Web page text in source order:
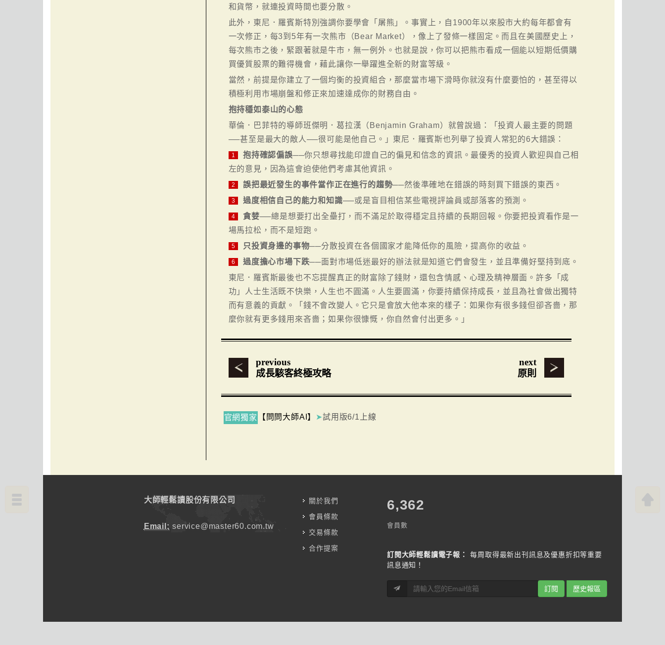
和貨幣，就連投資時間也要分散。
此外，東尼．羅賓斯特別強調你要學會「屠熊」。事實上，自1900年以來股市大約每年都會有
一次修正，每3到5年有一次熊市（Bear Market），像上了發條一樣固定。而且在美國歷史上，
每次熊市之後，緊跟著就是牛市，無一例外。也就是說，你可以把熊市看成一個能以短期低價購
買優質股票的難得機會，藉此讓你一舉躍進全新的財富等級。
當然，前提是你建立了一個均衡的投資組合，那麼當市場下滑時你就沒有什麼要怕的，甚至得以
積極利用市場崩盤和修正來加速達成你的財務自由。
抱持穩如泰山的心態
華倫．巴菲特的導師班傑明．葛拉漢（Benjamin Graham）就曾說過：「投資人最主要的問題
──甚至是最大的敵人──很可能是他自己。」東尼．羅賓斯也列舉了投資人常犯的6大錯誤：
1 抱持確認偏誤──你只想尋找能印證自己的偏見和信念的資訊。最優秀的投資人歡迎與自己相
左的意見，因為這會迫使他們考慮其他資訊。
2 誤把最近發生的事件當作正在進行的趨勢──然後準確地在錯誤的時刻買下錯誤的東西。
3 過度相信自己的能力和知識──或是盲目相信某些電視評論員或部落客的預測。
4 貪婪──總是想要打出全壘打，而不滿足於取得穩定且持續的長期回報。你要把投資看作是一
場馬拉松，而不是短跑。
5 只投資身邊的事物──分散投資在各個國家才能降低你的風險，提高你的收益。
6 過度擔心市場下跌──面對市場低迷最好的辦法就是知道它們會發生，並且準備好堅持到底。
東尼．羅賓斯最後也不忘提醒真正的財富除了錢財，還包含情感、心理及精神層面。許多「成
功」人士生活既不快樂，人生也不圓滿。人生要圓滿，你要持續保持成長，並且為社會做出獨特
而有意義的貢獻。「錢不會改變人。它只是會放大他本來的樣子：如果你有很多錢但卻吝嗇，那
麼你就有更多錢用來吝嗇；如果你很慷慨，你自然會付出更多。」
previous
成長駭客終極攻略
next
原則
官網獨家 【問問大師AI】 ➤試用版6/1上線
大師輕鬆讀股份有限公司
Email: service@master60.com.tw
關於我們
會員條款
交易條款
合作提案
7,787
會員數
訂閱大師輕鬆讀電子報：
每周取得最新出刊訊息及優惠折扣等重要
訊息通知！
訂閱 歷史報區